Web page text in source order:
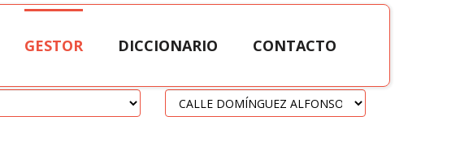
GESTOR DICCIONARIO CONTACTO